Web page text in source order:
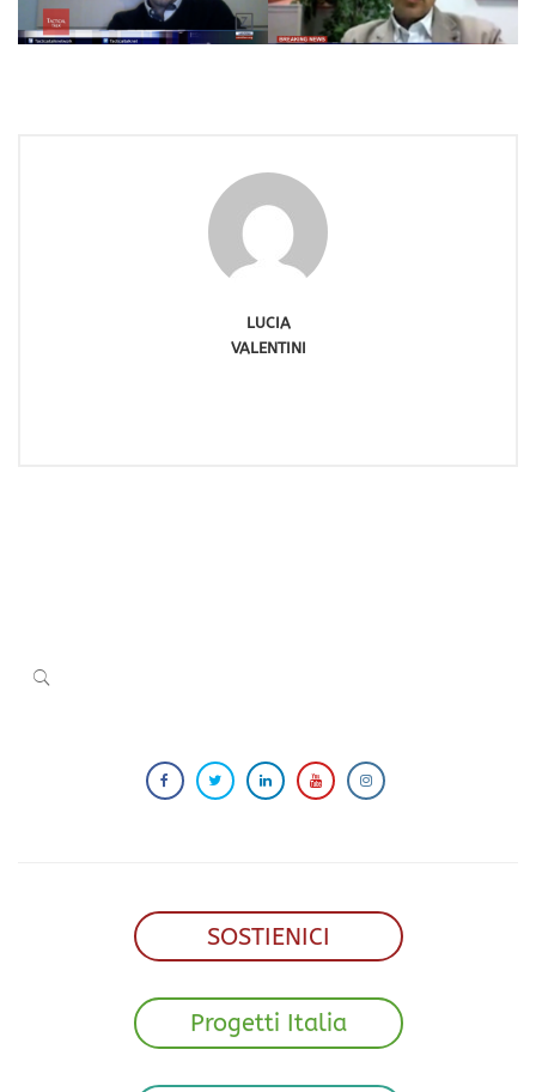
LUCIA
VALENTINI
SOSTIENICI
Progetti Italia